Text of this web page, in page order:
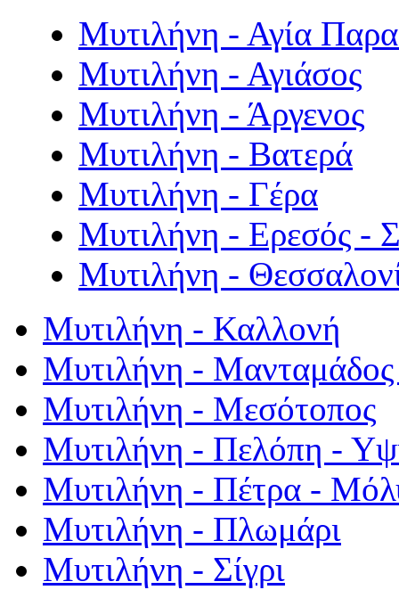
Μυτιλήνη - Αγία
Μυτιλήνη - Αγιάσος
Μυτιλήνη - Άργενος
Μυτιλήνη - Βατερά
Μυτιλήνη - Γέρα
Μυτιλήνη - Ερεσός -
Μυτιλήνη -
Μυτιλήνη - Καλλονή
Μυτιλήνη - Μανταμάδος
Μυτιλήνη - Μεσότοπος
Μυτιλήνη - Πελόπη -
Μυτιλήνη - Πέτρα -
Μυτιλήνη - Πλωμάρι
Μυτιλήνη - Σίγρι